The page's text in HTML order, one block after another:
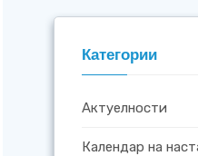
Категории
Актуелности
Календар на